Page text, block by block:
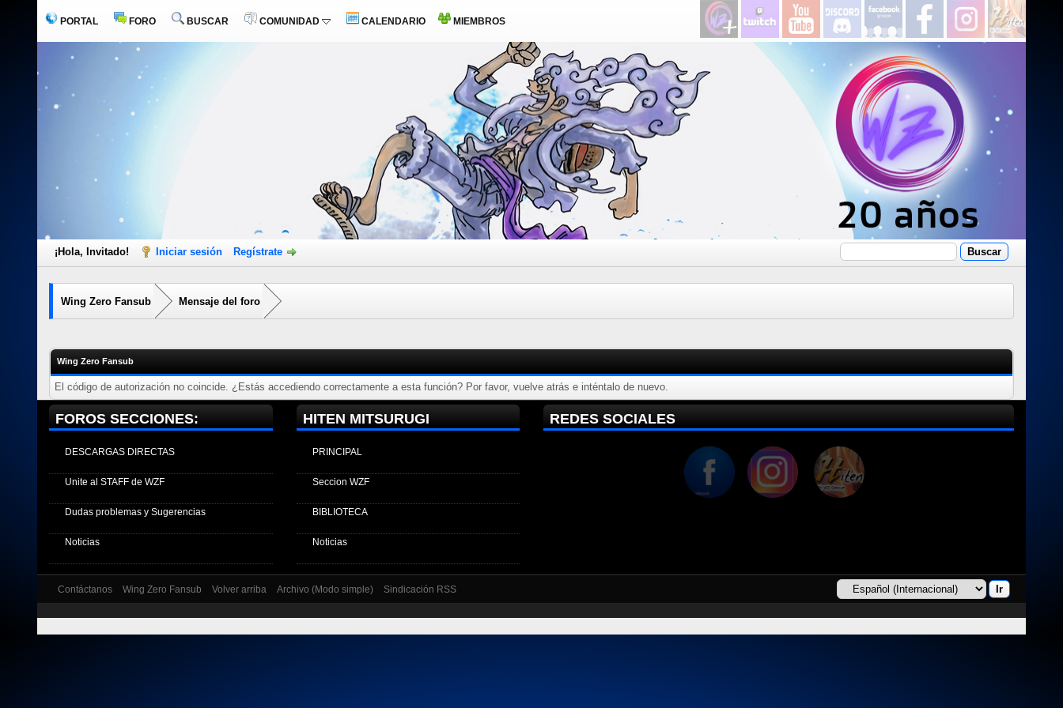
PORTAL FORO BUSCAR COMUNIDAD CALENDARIO MIEMBROS
¡Hola, Invitado! Iniciar sesión Regístrate
Wing Zero Fansub Mensaje del foro
Wing Zero Fansub
El código de autorización no coincide. ¿Estás accediendo correctamente a esta función? Por favor, vuelve atrás e inténtalo de nuevo.
FOROS SECCIONES:
DESCARGAS DIRECTAS
Unite al STAFF de WZF
Dudas problemas y Sugerencias
Noticias
HITEN MITSURUGI
PRINCIPAL
Seccion WZF
BIBLIOTECA
Noticias
REDES SOCIALES
Contáctanos Wing Zero Fansub Volver arriba Archivo (Modo simple) Sindicación RSS